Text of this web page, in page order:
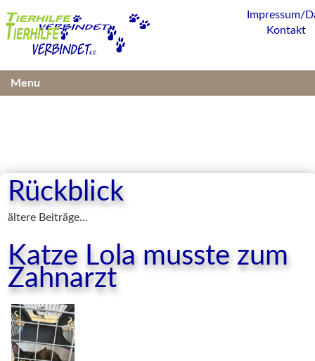
Rückblick
ältere Beiträge...
Katze Lola musste zum
Zahnarzt
Impressum/
Kontakt
Menu